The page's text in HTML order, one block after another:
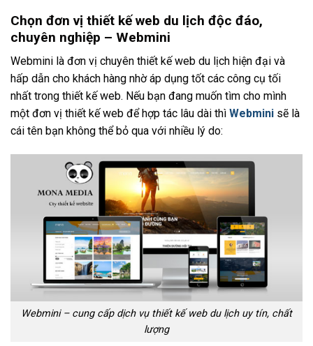
Chọn đơn vị thiết kế web du lịch độc đáo,
chuyên nghiệp – Webmini
Webmini là đơn vị chuyên thiết kế web du lịch hiện đại và
hấp dẫn cho khách hàng nhờ áp dụng tốt các công cụ tối
nhất trong thiết kế web. Nếu bạn đang muốn tìm cho mình
một đơn vị thiết kế web để hợp tác lâu dài thì Webmini sẽ là
cái tên bạn không thể bỏ qua với nhiều lý do:
Webmini – cung cấp dịch vụ thiết kế web du lịch uy tín, chất
lượng